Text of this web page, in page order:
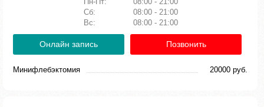
Сб:
08:00 - 21:00
Вс:
08:00 - 21:00
Онлайн запись Позвонить
Минифлебэктомия 20000 руб.